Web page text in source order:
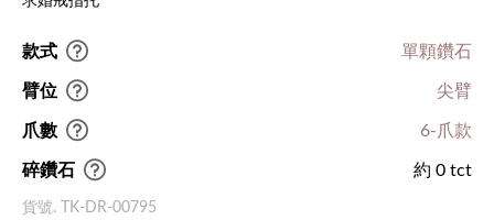
款式 單顆鑽石
臂位 尖臂
爪數 6-爪款
碎鑽石 約 0 tct
貨號. TK-DR-00795